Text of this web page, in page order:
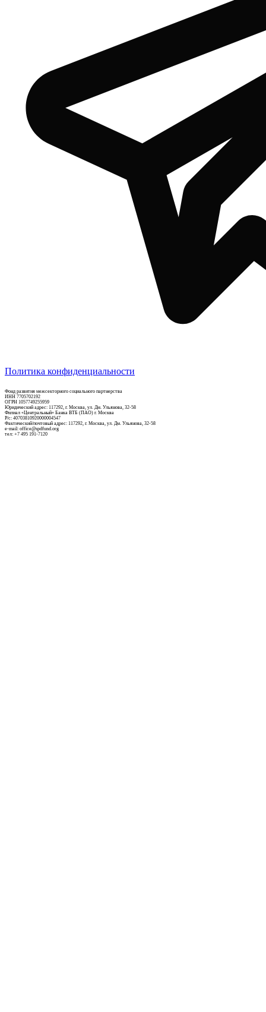
Политика конфиденциальности
Фонд развития межсекторного социального партнерства
ИНН 7705702192
ОГРН 1057749255959
Юридический адрес: 117292, г. Москва, ул. Дм. Ульянова, 32-58
Филиал «Центральный» Банка ВТБ (ПАО) г. Москва
Р/c: 40703810920000004547
Фактический/почтовый адрес: 117292, г. Москва, ул. Дм. Ульянова, 32-58
e-mail: office@spdfund.org
тел: +7 495 191-7120